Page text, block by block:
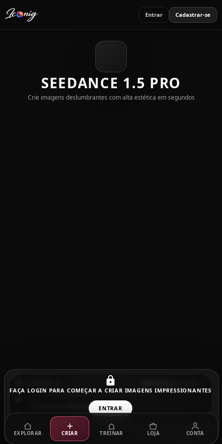
Entrar Cadastrar-se
SEEDANCE 1.5 PRO
Crie imagens deslumbrantes com alta estética em segundos
Gerar
FAÇA LOGIN PARA COMEÇAR A CRIAR IMAGENS IMPRESSIONANTES
ENTRAR
EXPLORAR CRIAR TREINAR LOJA CONTA